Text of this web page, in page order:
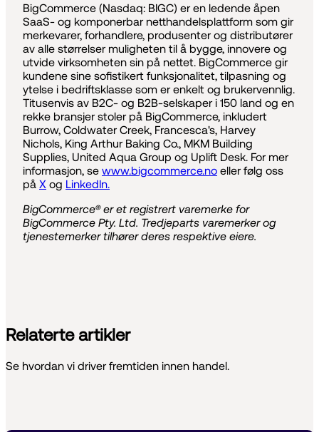
BigCommerce (Nasdaq: BIGC) er en ledende åpen
SaaS- og komponerbar netthandelsplattform som gir
merkevarer, forhandlere, produsenter og distributører
av alle størrelser muligheten til å bygge, innovere og
utvide virksomheten sin på nettet. BigCommerce gir
kundene sine sofistikert funksjonalitet, tilpasning og
ytelse i bedriftsklasse som er enkelt og brukervennlig.
Titusenvis av B2C- og B2B-selskaper i 150 land og en
rekke bransjer stoler på BigCommerce, inkludert
Burrow, Coldwater Creek, Francesca's, Harvey
Nichols, King Arthur Baking Co., MKM Building
Supplies, United Aqua Group og Uplift Desk. For mer
informasjon, se www.bigcommerce.no eller følg oss
på X og LinkedIn.
BigCommerce® er et registrert varemerke for
BigCommerce Pty. Ltd. Tredjeparts varemerker og
tjenestemerker tilhører deres respektive eiere.
Relaterte artikler
Se hvordan vi driver fremtiden innen handel.